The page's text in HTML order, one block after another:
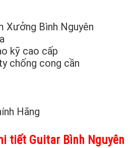
Xưởng Bình Nguyên
kỹ cao cấp
chống cong cần
Hãng
tiết Guitar Bình Nguyên